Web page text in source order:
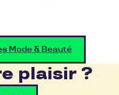
Mode & Beauté
plaisir ?